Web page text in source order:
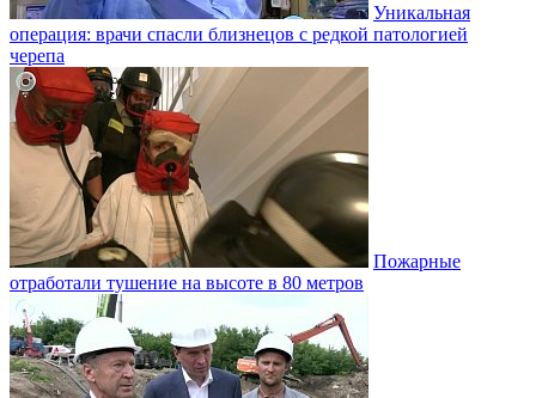
Уникальная
операция: врачи спасли близнецов с редкой патологией
черепа
Пожарные
отработали тушение на высоте в 80 метров